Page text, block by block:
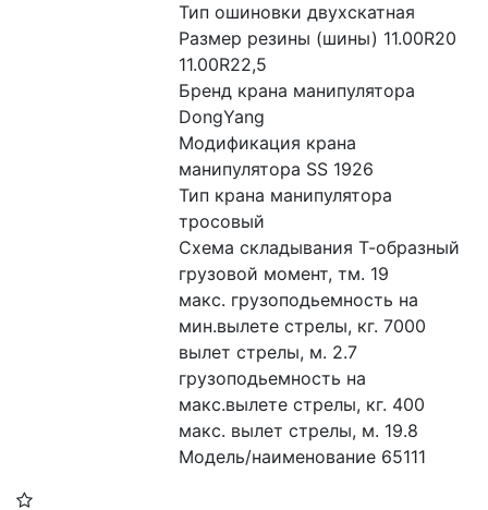
Тип ошиновки двухскатная
Размер резины (шины) 11.00R20
11.00R22,5
Бренд крана манипулятора
DongYang
Модификация крана
манипулятора SS 1926
Тип крана манипулятора
тросовый
Схема складывания Т-образный
грузовой момент, тм. 19
макс. грузоподьемность на
мин.вылете стрелы, кг. 7000
вылет стрелы, м. 2.7
грузоподьемность на
макс.вылете стрелы, кг. 400
макс. вылет стрелы, м. 19.8
Модель/наименование 65111